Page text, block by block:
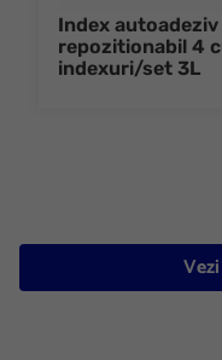
Index
repozitionabil 4
indexuri/set 3L